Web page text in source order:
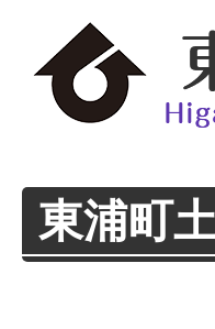
東浦町